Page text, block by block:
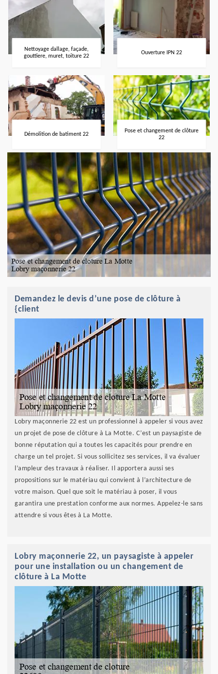
Nettoyage dallage, façade,
gouttiere, muret, toiture 22
Ouverture IPN 22
Démolition de batiment 22
Pose et changement de clôture
22
Demandez le devis d’une pose de clôture à
{client
Lobry maçonnerie 22 est un professionnel à appeler si vous avez
un projet de pose de clôture à La Motte. C’est un paysagiste de
bonne réputation qui a toutes les capacités pour prendre en
charge un tel projet. Si vous sollicitez ses services, il va évaluer
l’ampleur des travaux à réaliser. Il apportera aussi ses
propositions sur le matériau qui convient à l’architecture de
votre maison. Quel que soit le matériau à poser, il vous
garantira une prestation conforme aux normes. Appelez-le sans
attendre si vous êtes à La Motte.
Lobry maçonnerie 22, un paysagiste à appeler
pour une installation ou un changement de
clôture à La Motte